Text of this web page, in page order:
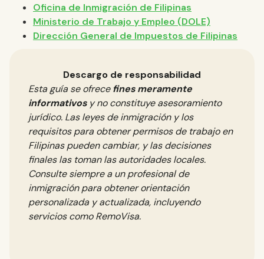
Oficina de Inmigración de Filipinas
Ministerio de Trabajo y Empleo (DOLE)
Dirección General de Impuestos de Filipinas
Descargo de responsabilidad
Esta guía se ofrecefines meramente
informativosy no constituye asesoramiento
jurídico. Las leyes de inmigración y los
requisitos para obtener permisos de trabajo en
Filipinas pueden cambiar, y las decisiones
finales las toman las autoridades locales.
Consulte siempre a un profesional de
inmigración para obtener orientación
personalizada y actualizada, incluyendo
servicios como RemoVisa.